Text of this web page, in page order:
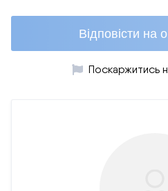
Відповісти на
Поскаржитись